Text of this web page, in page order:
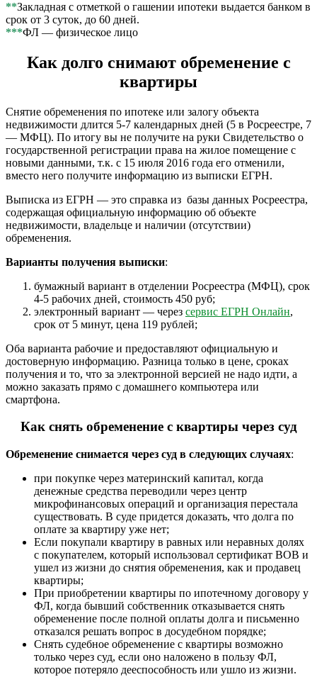
**Закладная с отметкой о гашении ипотеки выдается банком в
срок от 3 суток, до 60 дней.
***ФЛ — физическое лицо
Как долго снимают обременение с
квартиры
Снятие обременения по ипотеке или залогу объекта
недвижимости длится 5-7 календарных дней (5 в Росреестре, 7
— МФЦ). По итогу вы не получите на руки Свидетельство о
государственной регистрации права на жилое помещение с
новыми данными, т.к. с 15 июля 2016 года его отменили,
вместо него получите информацию из выписки ЕГРН.
Выписка из ЕГРН — это справка из базы данных Росреестра,
содержащая официальную информацию об объекте
недвижимости, владельце и наличии (отсутствии)
обременения.
Варианты получения выписки:
бумажный вариант в отделении Росреестра (МФЦ), срок
4-5 рабочих дней, стоимость 450 руб;
электронный вариант — через сервис ЕГРН Онлайн,
срок от 5 минут, цена 119 рублей;
Оба варианта рабочие и предоставляют официальную и
достоверную информацию. Разница только в цене, сроках
получения и то, что за электронной версией не надо идти, а
можно заказать прямо с домашнего компьютера или
смартфона.
Как снять обременение с квартиры через суд
Обременение снимается через суд в следующих случаях:
при покупке через материнский капитал, когда
денежные средства переводили через центр
микрофинансовых операций и организация перестала
существовать. В суде придется доказать, что долга по
оплате за квартиру уже нет;
Если покупали квартиру в равных или неравных долях
с покупателем, который использовал сертификат ВОВ и
ушел из жизни до снятия обременения, как и продавец
квартиры;
При приобретении квартиры по ипотечному договору у
ФЛ, когда бывший собственник отказывается снять
обременение после полной оплаты долга и письменно
отказался решать вопрос в досудебном порядке;
Снять судебное обременение с квартиры возможно
только через суд, если оно наложено в пользу ФЛ,
которое потеряло дееспособность или ушло из жизни.